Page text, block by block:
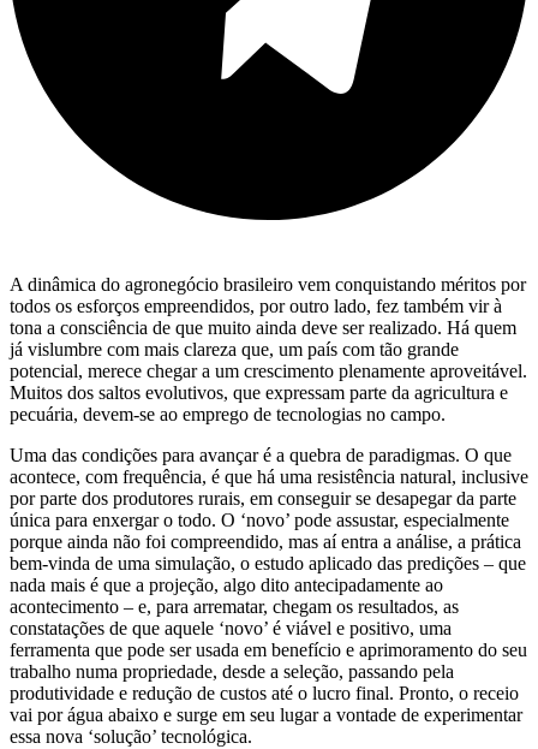
A dinâmica do agronegócio brasileiro vem conquistando méritos por
todos os esforços empreendidos, por outro lado, fez também vir à
tona a consciência de que muito ainda deve ser realizado. Há quem
já vislumbre com mais clareza que, um país com tão grande
potencial, merece chegar a um crescimento plenamente aproveitável.
Muitos dos saltos evolutivos, que expressam parte da agricultura e
pecuária, devem-se ao emprego de tecnologias no campo.
Uma das condições para avançar é a quebra de paradigmas. O que
acontece, com frequência, é que há uma resistência natural, inclusive
por parte dos produtores rurais, em conseguir se desapegar da parte
única para enxergar o todo. O ‘novo’ pode assustar, especialmente
porque ainda não foi compreendido, mas aí entra a análise, a prática
bem-vinda de uma simulação, o estudo aplicado das predições – que
nada mais é que a projeção, algo dito antecipadamente ao
acontecimento – e, para arrematar, chegam os resultados, as
constatações de que aquele ‘novo’ é viável e positivo, uma
ferramenta que pode ser usada em benefício e aprimoramento do seu
trabalho numa propriedade, desde a seleção, passando pela
produtividade e redução de custos até o lucro final. Pronto, o receio
vai por água abaixo e surge em seu lugar a vontade de experimentar
essa nova ‘solução’ tecnológica.